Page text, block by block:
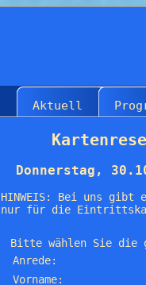
Aktuell
Donnerstag,
HINWEIS: Bei uns
nur für die
Bitte wählen Sie die
Anrede:
Vorname: